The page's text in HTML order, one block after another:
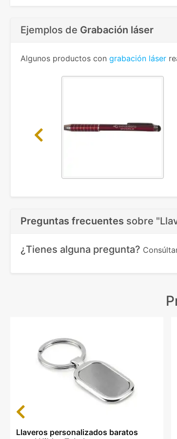
Ejemplos de Grabación láser
Algunos productos con grabación láser
Previous
Preguntas frecuentes sobre
¿Tienes alguna pregunta?
Llaveros personalizados baratos
Previous